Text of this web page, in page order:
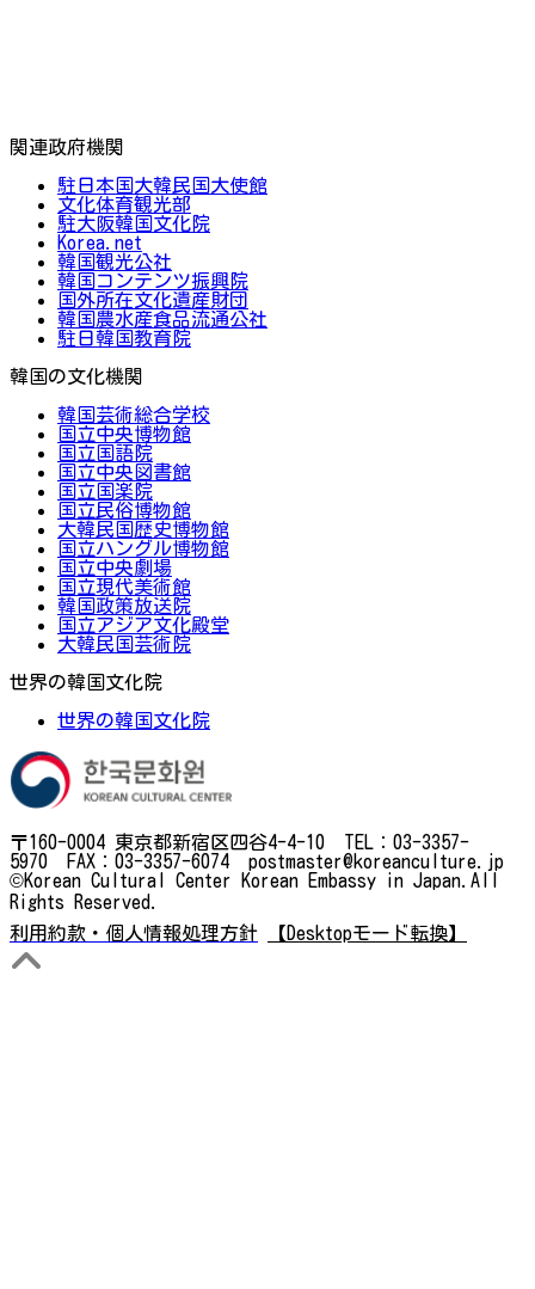
関連政府機関
駐日本国大韓民国大使館
文化体育観光部
駐大阪韓国文化院
Korea.net
韓国観光公社
韓国コンテンツ振興院
国外所在文化遺産財団
韓国農水産食品流通公社
駐日韓国教育院
韓国の文化機関
韓国芸術総合学校
国立中央博物館
国立国語院
国立中央図書館
国立国楽院
国立民俗博物館
大韓民国歴史博物館
国立ハングル博物館
国立中央劇場
国立現代美術館
韓国政策放送院
国立アジア文化殿堂
大韓民国芸術院
世界の韓国文化院
世界の韓国文化院
〒160-0004 東京都新宿区四谷4-4-10 TEL：03-3357-
5970 FAX：03-3357-6074 postmaster@koreanculture.jp
©Korean Cultural Center Korean Embassy in Japan.All
Rights Reserved.
利用約款・個人情報処理方針
【Desktopモード転換】